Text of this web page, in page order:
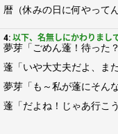
暦（休みの日に何やって
4: 以下、名無しにかわりまし
夢芽「ごめん蓬！待った
蓬「いや大丈夫だよ、ま
夢芽「も～私が蓬にそん
蓬「だよね！じゃあ行こう